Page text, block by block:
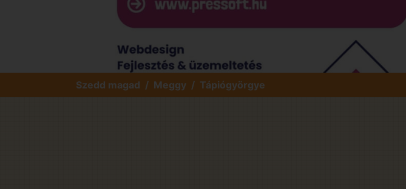
Szedd magad Meggy Tápiógyörgye